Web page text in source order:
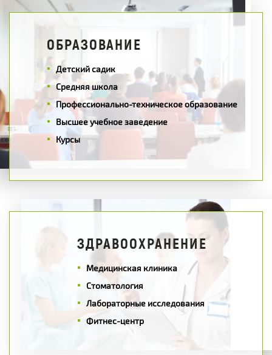
ОБРАЗОВАНИЕ
Детский садик
Средняя школа
Профессионально-техническое образование
Высшее учебное заведение
Курсы
ЗДРАВООХРАНЕНИЕ
Медицинская клиника
Стоматология
Лабораторные исследования
Фитнес-центр